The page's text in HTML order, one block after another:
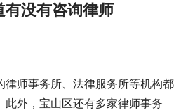
有没有咨询律师
律师事务所、法律服务所等机构都
此外，宝山区还有多家律师事务